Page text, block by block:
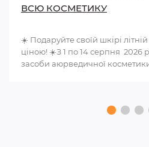
ВСЮ КОСМЕТИКУ
☀️ Подаруйте своїй шкірі
ціною! ☀️З 1 по 14 серпня 2026
засоби аюрведичної косметики